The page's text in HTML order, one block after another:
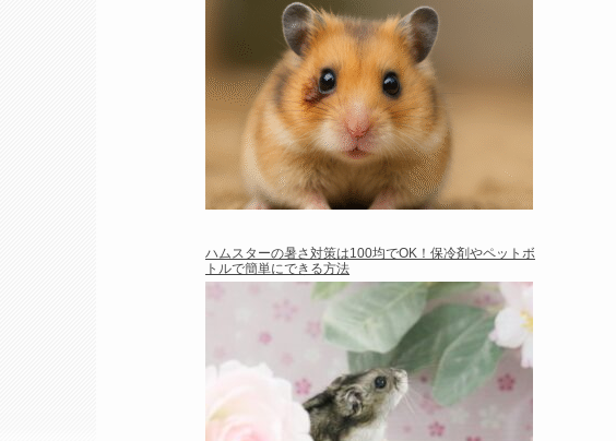
ハムスターの暑さ対策は100均でOK！保冷剤やペットボ
トルで簡単にできる方法